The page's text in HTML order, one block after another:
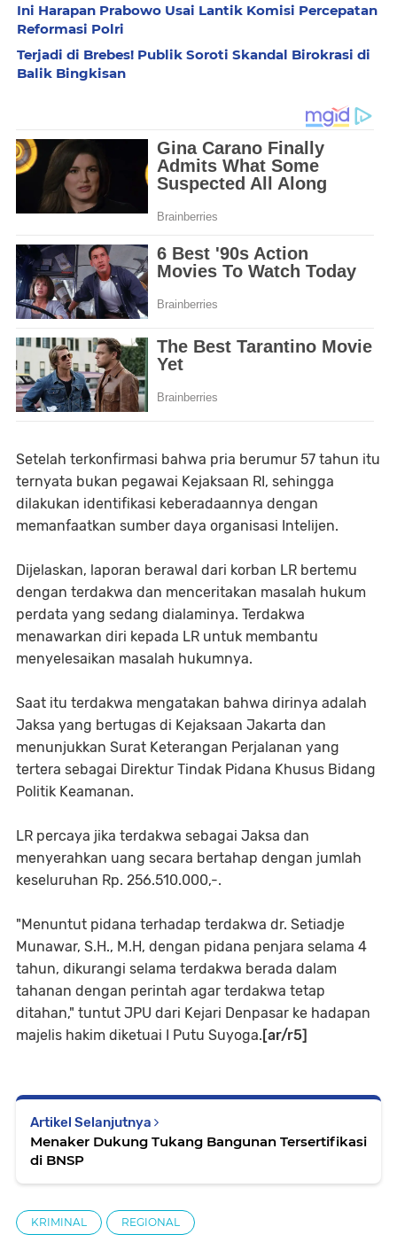
Ini Harapan Prabowo Usai Lantik Komisi Percepatan
Reformasi Polri
Terjadi di Brebes! Publik Soroti Skandal Birokrasi di
Balik Bingkisan
Setelah terkonfirmasi bahwa pria berumur 57 tahun itu
ternyata bukan pegawai Kejaksaan RI, sehingga
dilakukan identifikasi keberadaannya dengan
memanfaatkan sumber daya organisasi Intelijen.
Dijelaskan, laporan berawal dari korban LR bertemu
dengan terdakwa dan menceritakan masalah hukum
perdata yang sedang dialaminya. Terdakwa
menawarkan diri kepada LR untuk membantu
menyelesaikan masalah hukumnya.
Saat itu terdakwa mengatakan bahwa dirinya adalah
Jaksa yang bertugas di Kejaksaan Jakarta dan
menunjukkan Surat Keterangan Perjalanan yang
tertera sebagai Direktur Tindak Pidana Khusus Bidang
Politik Keamanan.
LR percaya jika terdakwa sebagai Jaksa dan
menyerahkan uang secara bertahap dengan jumlah
keseluruhan Rp. 256.510.000,-.
"Menuntut pidana terhadap terdakwa dr. Setiadje
Munawar, S.H., M.H, dengan pidana penjara selama 4
tahun, dikurangi selama terdakwa berada dalam
tahanan dengan perintah agar terdakwa tetap
ditahan," tuntut JPU dari Kejari Denpasar ke hadapan
majelis hakim diketuai I Putu Suyoga.[ar/r5]
Artikel Selanjutnya
Menaker Dukung Tukang Bangunan Tersertifikasi
di BNSP
KRIMINAL REGIONAL